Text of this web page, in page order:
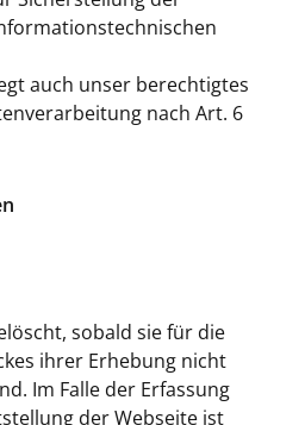
auch unser berechtigtes
nach Art. 6
sobald sie für die
ihrer Erhebung nicht
Im Falle der Erfassung
der Webseite ist